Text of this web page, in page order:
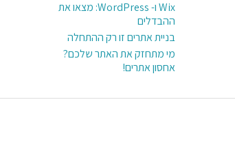
Wix ו- WordPress: מצאו את
ההבדלים
בניית אתרים זו רק ההתחלה
מי מתחזק את האתר שלכם?
אחסון אתרים!